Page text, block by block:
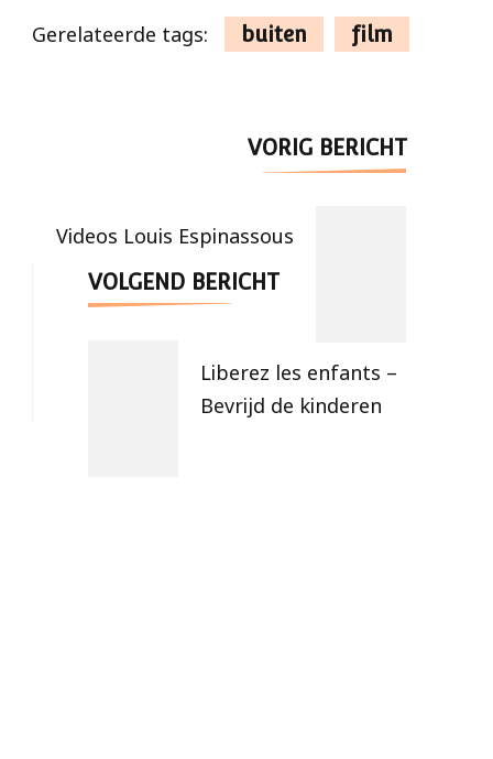
Gerelateerde tags: buiten film
Berichtnavigatie
VORIG BERICHT
Videos Louis Espinassous
VOLGEND BERICHT
Liberez les enfants –
Bevrijd de kinderen